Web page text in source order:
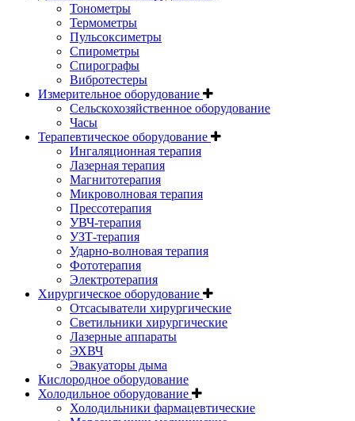
Тонометры
Термометры
Пульсоксиметры
Спирометры
Спирографы
Вибротестеры
Измерительное оборудование
Сельскохозяйственное оборудование
Часы
Терапевтическое оборудование
Ингаляционная терапия
Лазерная терапия
Магнитотерапия
Микроволновая терапия
Прессотерапия
УВЧ-терапия
УЗТ-терапия
Ударно-волновая терапия
Фототерапия
Электротерапия
Хирургическое оборудование
Отсасыватели хирургические
Светильники хирургические
Лазерные аппараты
ЭХВЧ
Эвакуаторы дыма
Кислородное оборудование
Холодильное оборудование
Холодильники фармацевтические